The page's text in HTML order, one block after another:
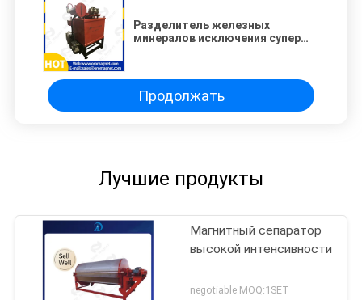
Разделитель железных
минералов исключения супер
Продолжать
Лучшие продукты
Магнитный сепаратор
высокой интенсивности
negotiable MOQ:1SET